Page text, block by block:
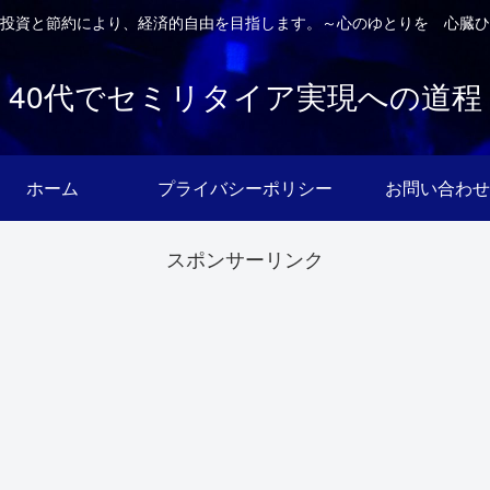
資と節約により、経済的自由を目指します。～心のゆとりを 心臓
40代でセミリタイア実現への道程
ホーム プライバシーポリシー お問い合わせ
スポンサーリンク